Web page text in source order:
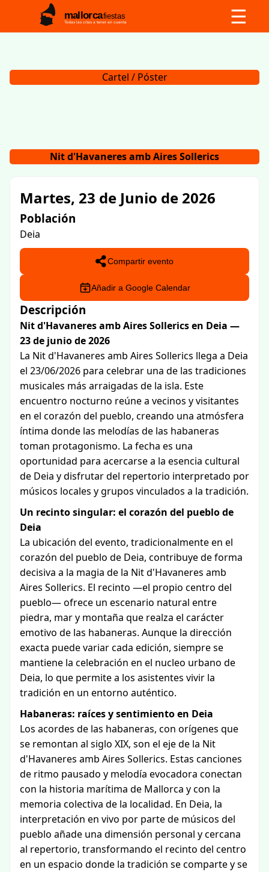
mallorcafiestas
Todas las citas a tener en cuenta ☰
Cartel / Póster
Nit d'Havaneres amb Aires Sollerics
Martes, 23 de Junio de 2026
Población
Deia
Compartir evento
Añadir a Google Calendar
Descripción
Nit d'Havaneres amb Aires Sollerics en Deia —
23 de junio de 2026
La Nit d'Havaneres amb Aires Sollerics llega a Deia
el 23/06/2026 para celebrar una de las tradiciones
musicales más arraigadas de la isla. Este
encuentro nocturno reúne a vecinos y visitantes
en el corazón del pueblo, creando una atmósfera
íntima donde las melodías de las habaneras
toman protagonismo. La fecha es una
oportunidad para acercarse a la esencia cultural
de Deia y disfrutar del repertorio interpretado por
músicos locales y grupos vinculados a la tradición.
Un recinto singular: el corazón del pueblo de
Deia
La ubicación del evento, tradicionalmente en el
corazón del pueblo de Deia, contribuye de forma
decisiva a la magia de la Nit d'Havaneres amb
Aires Sollerics. El recinto —el propio centro del
pueblo— ofrece un escenario natural entre
piedra, mar y montaña que realza el carácter
emotivo de las habaneras. Aunque la dirección
exacta puede variar cada edición, siempre se
mantiene la celebración en el nucleo urbano de
Deia, lo que permite a los asistentes vivir la
tradición en un entorno auténtico.
Habaneras: raíces y sentimiento en Deia
Los acordes de las habaneras, con orígenes que
se remontan al siglo XIX, son el eje de la Nit
d'Havaneres amb Aires Sollerics. Estas canciones
de ritmo pausado y melodía evocadora conectan
con la historia marítima de Mallorca y con la
memoria colectiva de la localidad. En Deia, la
interpretación en vivo por parte de músicos del
pueblo añade una dimensión personal y cercana
al repertorio, transformando el recinto del centro
en un espacio donde la tradición se comparte y se